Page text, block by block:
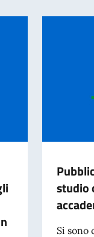
studio
Si sono